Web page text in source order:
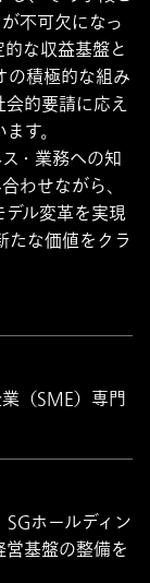
不可欠になっ
な収益基盤と
の積極的な組み
的要請に応え
す。
・業務への知
わせながら、
ル変革を実現
たな価値をクラ
（SME）専門
ホールディン
営基盤の整備を